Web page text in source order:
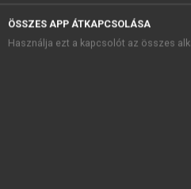
ÖSSZES APP ÁTKAPCSOLÁSA
Használja ezt a kapcsolót az összes